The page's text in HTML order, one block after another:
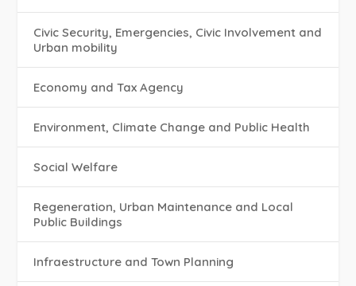
Civic Security, Emergencies, Civic Involvement and
Urban mobility
Economy and Tax Agency
Environment, Climate Change and Public Health
Social Welfare
Regeneration, Urban Maintenance and Local
Public Buildings
Infraestructure and Town Planning